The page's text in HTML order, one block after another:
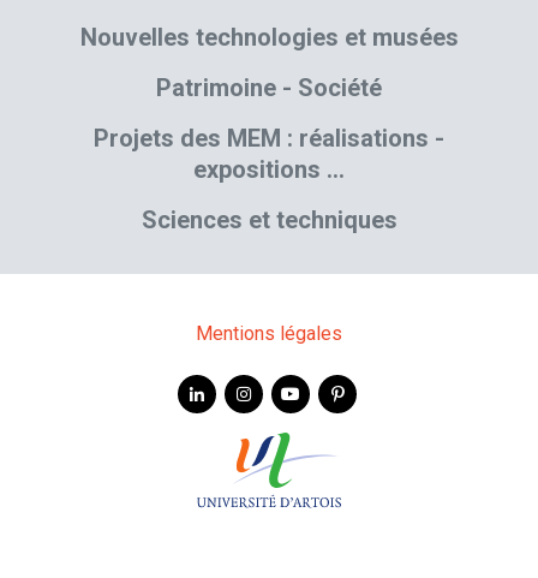
Nouvelles technologies et musées
Patrimoine - Société
Projets des MEM : réalisations -
expositions …
Sciences et techniques
Mentions légales